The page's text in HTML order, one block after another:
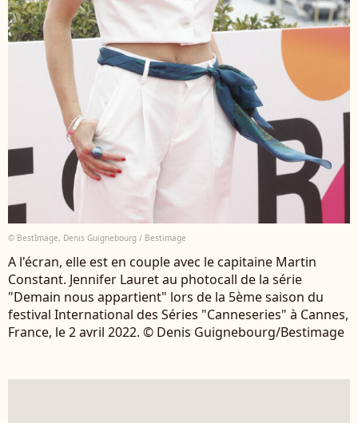
© BestImage, Denis Guignebourg / Bestimage
A l'écran, elle est en couple avec le capitaine Martin
Constant. Jennifer Lauret au photocall de la série
"Demain nous appartient" lors de la 5ème saison du
festival International des Séries "Canneseries" à Cannes,
France, le 2 avril 2022. © Denis Guignebourg/Bestimage